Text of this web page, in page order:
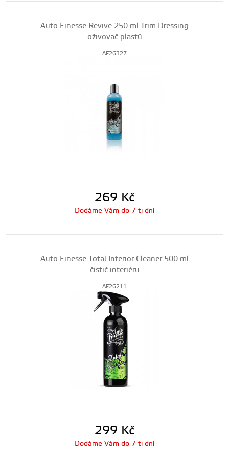
Auto Finesse Revive 250 ml Trim Dressing
oživovač plastů
AF26327
269 Kč
Dodáme Vám do 7 ti dní
Auto Finesse Total Interior Cleaner 500 ml
čistič interiéru
AF26211
299 Kč
Dodáme Vám do 7 ti dní